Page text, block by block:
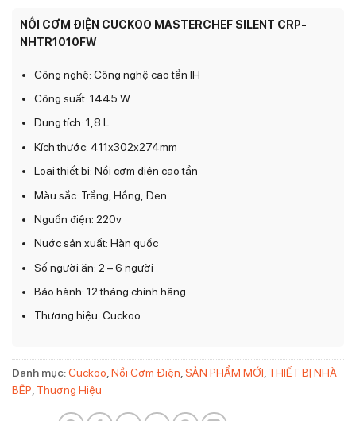
NỒI CƠM ĐIỆN CUCKOO MASTERCHEF SILENT CRP-
NHTR1010FW
Công nghệ: Công nghệ cao tần IH
Công suất: 1445 W
Dung tích: 1,8 L
Kích thước: 411x302x274mm
Loại thiết bị: Nồi cơm điện cao tần
Màu sắc: Trắng, Hồng, Đen
Nguồn điện: 220v
Nước sản xuất: Hàn quốc
Số người ăn: 2 – 6 người
Bảo hành: 12 tháng chính hãng
Thương hiệu: Cuckoo
Danh mục:Cuckoo Nồi Cơm Điện SẢN PHẨM MỚI THIẾT BỊ NHÀ
BẾP Thương Hiệu